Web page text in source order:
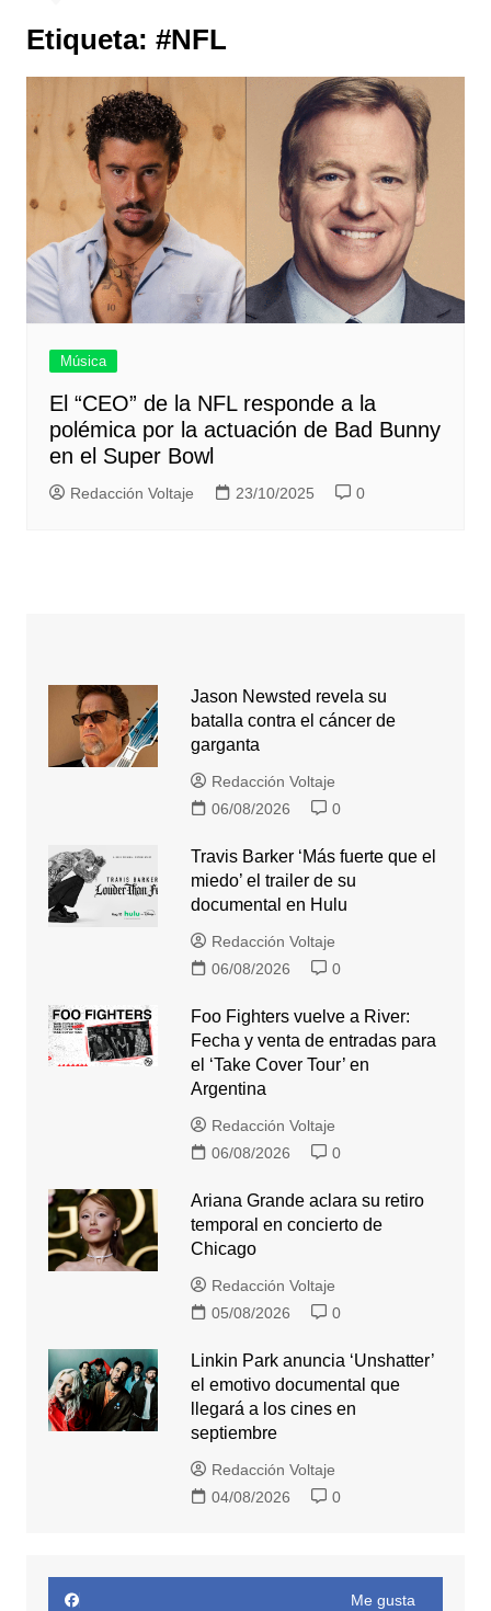
Etiqueta: #NFL
Música
El “CEO” de la NFL responde a la
polémica por la actuación de Bad Bunny
en el Super Bowl
Redacción Voltaje 23/10/2025 0
Jason Newsted revela su
batalla contra el cáncer de
garganta
Redacción Voltaje
06/08/2026
0
Travis Barker ‘Más fuerte que el
miedo’ el trailer de su
documental en Hulu
Redacción Voltaje
06/08/2026
0
Foo Fighters vuelve a River:
Fecha y venta de entradas para
el ‘Take Cover Tour’ en
Argentina
Redacción Voltaje
06/08/2026
0
Ariana Grande aclara su retiro
temporal en concierto de
Chicago
Redacción Voltaje
05/08/2026
0
Linkin Park anuncia ‘Unshatter’
el emotivo documental que
llegará a los cines en
septiembre
Redacción Voltaje
04/08/2026
0
Me gusta